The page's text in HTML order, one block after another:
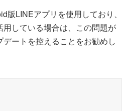
版LINEアプリを使用しており、
している場合は、この問題が
ートを控えることをお勧めし